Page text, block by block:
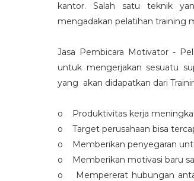
kantor. Salah satu teknik
mengadakan pelatihan training
Jasa Pembicara Motivator -
untuk mengerjakan sesuatu
yang akan didapatkan dari
o Produktivitas kerja
o Target perusahaan bisa
o Memberikan penyegaran
o Memberikan motivasi baru
o Mempererat hubungan